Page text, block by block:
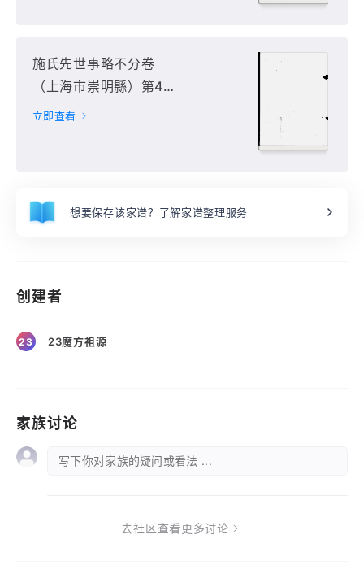
施氏先世事略不分卷
（上海市崇明縣）第4
册
立即查看
想要保存该家谱？了解家谱整理服务
创建者
23 23魔方祖源
家族讨论
写下你对家族的疑问或看法 ...
去社区查看更多讨论